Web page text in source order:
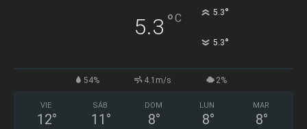
5.3 °C 5.3°
5.3°
54% 4.1m/s 2%
VIE
12°
SÁB
11 °
DOM
8°
LUN
8°
MAR
8°